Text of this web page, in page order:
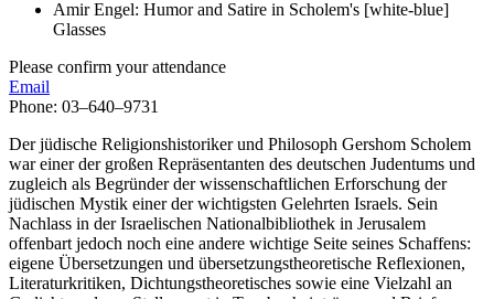
Amir Engel: Humor and Satire in Scholem's [white-blue]
Glasses
Please confirm your attendance
Email
Phone: 03–640–9731
Der jüdische Religionshistoriker und Philosoph Gershom Scholem
war einer der großen Repräsentanten des deutschen Judentums und
zugleich als Begründer der wissenschaftlichen Erforschung der
jüdischen Mystik einer der wichtigsten Gelehrten Israels. Sein
Nachlass in der Israelischen Nationalbibliothek in Jerusalem
offenbart jedoch noch eine andere wichtige Seite seines Schaffens:
eigene Übersetzungen und übersetzungstheoretische Reflexionen,
Literaturkritiken, Dichtungstheoretisches sowie eine Vielzahl an